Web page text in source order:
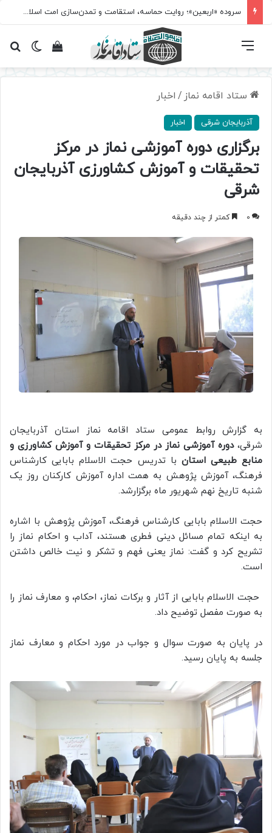
سروده‌ «اربعین»؛ روایت حماسه، استقامت و تمدن‌سازی امت اسلامی
تغییرمشاهده فهرست
ستاد اقامه نماز / اخبار
آذربایجان شرقی اخبار
برگزاری دوره آموزشی نماز در مرکز
تحقیقات و آموزش کشاورزی آذربایجان
شرقی
0 کمتر از چند دقیقه
به گزارش روابط عمومی ستاد اقامه نماز استان آذربایجان
شرقی، دوره آموزشی نماز در مرکز تحقیقات و آموزش کشاورزی و
منابع طبیعی استان با تدریس حجت الاسلام بابایی کارشناس
فرهنگ، آموزش پژوهش به همت اداره آموزش کارکنان روز یک
شنبه تاریخ نهم شهریور ماه برگزارشد.
حجت الاسلام بابایی کارشناس فرهنگ، آموزش پژوهش با اشاره
به اینکه تمام مسائل دینی فطری هستند، آداب و احکام نماز را
تشریح کرد و گفت: نماز یعنی فهم و تشکر و نیت خالص داشتن
است.
حجت الاسلام بابایی از آثار و برکات نماز، احکام، و معارف نماز را
به صورت مفصل توضیح داد.
در پایان به صورت سوال و جواب در مورد احکام و معارف نماز
جلسه به پایان رسید.